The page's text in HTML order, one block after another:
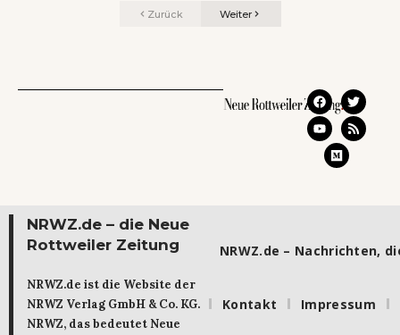
Zurück Weiter
NRWZ.de – die Neue
Rottweiler Zeitung
NRWZ.de ist die Website der
NRWZ Verlag GmbH & Co. KG.
NRWZ, das bedeutet Neue
NRWZ.de – Nachrichten,
Kontakt Impressum